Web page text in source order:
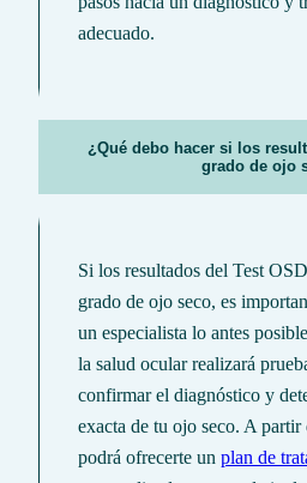
adecuado.
¿Qué debo hacer si los
grado de ojo
Si los resultados del Test
grado de ojo seco, es
un especialista lo antes
la salud ocular realizará
confirmar el diagnóstico y
exacta de tu ojo seco. A partir
podrá ofrecerte un plan de